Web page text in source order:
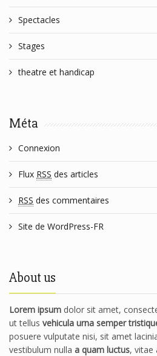
Spectacles
Stages
theatre et handicap
Méta
Connexion
Flux RSS des articles
RSS des commentaires
Site de WordPress-FR
About us
Lorem ipsum dolor sit amet,
ut tellus vehicula urna semper
posuere vulputate nisi, sit amet
vestibulum nulla a quam luctus, vitae